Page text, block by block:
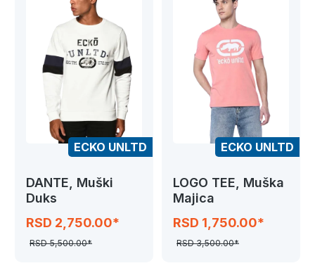
ECKO UNLTD
DANTE, Muški
Duks
RSD 2,750.00*
RSD 5,500.00*
ECKO UNLTD
LOGO TEE, Muška
Majica
RSD 1,750.00*
RSD 3,500.00*